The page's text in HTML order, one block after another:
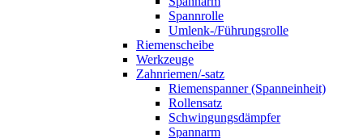
Spannrolle
Umlenk-/Führungsrolle
Riemenscheibe
Werkzeuge
Zahnriemen/-satz
Riemenspanner (Spanneinheit)
Rollensatz
Schwingungsdämpfer
Spannarm